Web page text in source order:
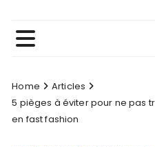
Home
Articles
5 pièges à éviter pour ne pas
en fast fashion